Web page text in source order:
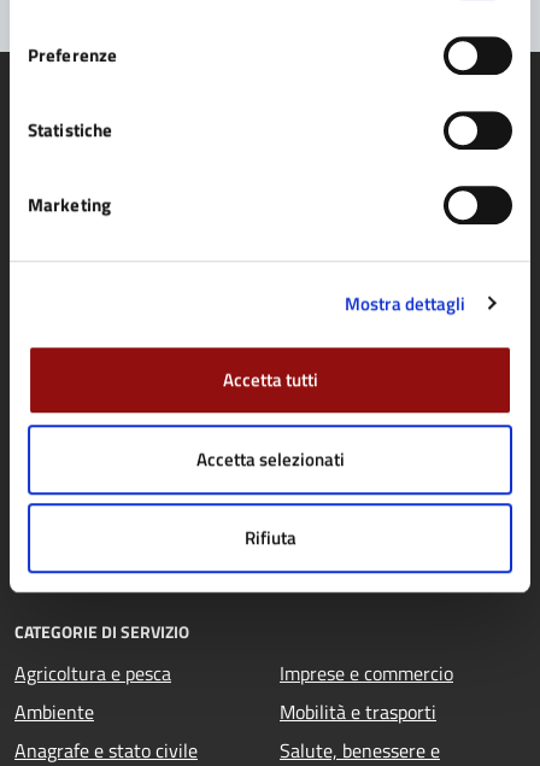
Preferenze
Statistiche
Marketing
Mostra dettagli
Accetta tutti
Accetta selezionati
Rifiuta
AMMINISTRAZIONE
Aree amministrative
Enti e fondazioni
Personale amministrativo
CATEGORIE DI SERVIZIO
Agricoltura e pesca
Ambiente
Anagrafe e stato civile
Imprese e commercio
Mobilità e trasporti
Salute, benessere e